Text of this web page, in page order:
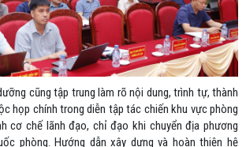
cũng tập trung làm rõ nội dung, trình tự, thành
họp chính trong diễn tập tác chiến khu vực phòng
cơ chế lãnh đạo, chỉ đạo khi chuyển địa phương
phòng. Hướng dẫn xây dựng và hoàn thiện hệ